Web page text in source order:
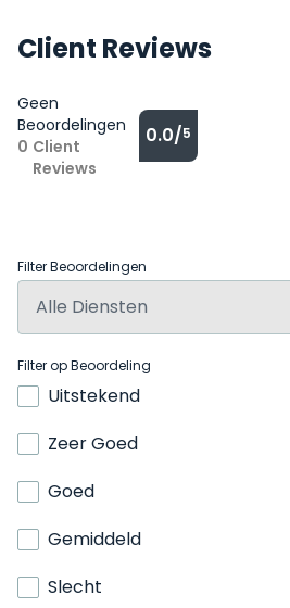
Client Reviews
Geen
Beoordelingen
0 Client
Reviews
0.0/5
Filter Beoordelingen
Filter op Beoordeling
Uitstekend
Zeer Goed
Goed
Gemiddeld
Slecht